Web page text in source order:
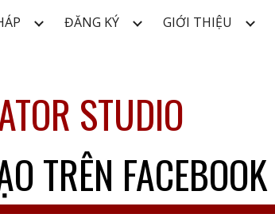
Skip to navigation
ĐĂNG KÝ GIỚI THIỆU
STUDIO
TRÊN FACEBOOK